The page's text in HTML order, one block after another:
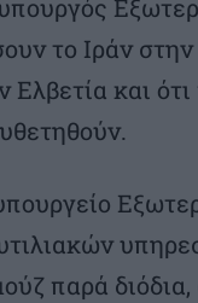
το Ιράν
και
παρά διόδια,